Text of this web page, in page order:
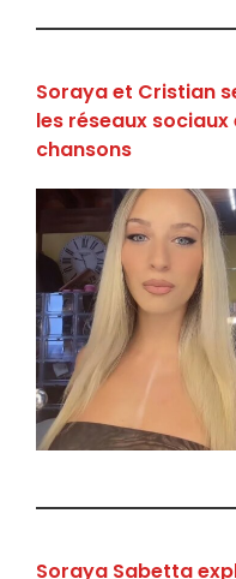
Soraya et Cristian
les réseaux
chansons
Soraya Sabetta